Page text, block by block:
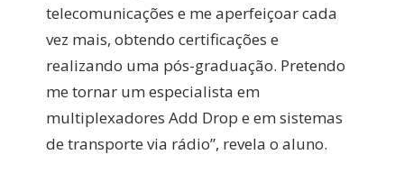
telecomunicações e me aperfeiçoar cada
vez mais, obtendo certificações e
realizando uma pós-graduação. Pretendo
me tornar um especialista em
multiplexadores Add Drop e em sistemas
de transporte via rádio”, revela o aluno.